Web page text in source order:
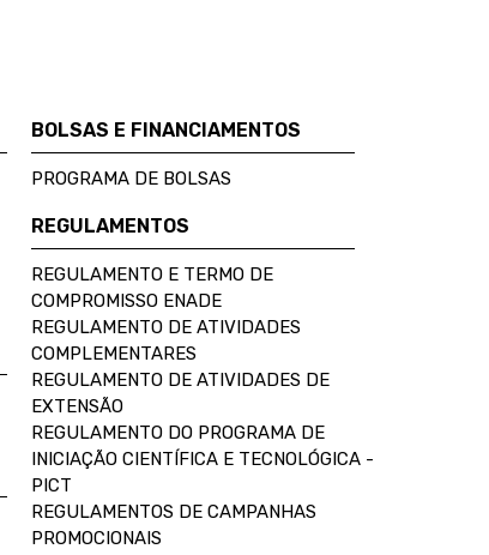
BOLSAS E FINANCIAMENTOS
PROGRAMA DE BOLSAS
REGULAMENTOS
REGULAMENTO E TERMO DE
COMPROMISSO ENADE
REGULAMENTO DE ATIVIDADES
COMPLEMENTARES
REGULAMENTO DE ATIVIDADES DE
EXTENSÃO
REGULAMENTO DO PROGRAMA DE
INICIAÇÃO CIENTÍFICA E TECNOLÓGICA -
PICT
REGULAMENTOS DE CAMPANHAS
PROMOCIONAIS